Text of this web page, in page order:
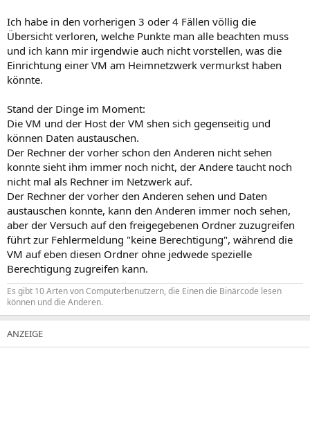
Ich habe in den vorherigen 3 oder 4 Fällen völlig die
Übersicht verloren, welche Punkte man alle beachten muss
und ich kann mir irgendwie auch nicht vorstellen, was die
Einrichtung einer VM am Heimnetzwerk vermurkst haben
könnte.
Stand der Dinge im Moment:
Die VM und der Host der VM shen sich gegenseitig und
können Daten austauschen.
Der Rechner der vorher schon den Anderen nicht sehen
konnte sieht ihm immer noch nicht, der Andere taucht noch
nicht mal als Rechner im Netzwerk auf.
Der Rechner der vorher den Anderen sehen und Daten
austauschen konnte, kann den Anderen immer noch sehen,
aber der Versuch auf den freigegebenen Ordner zuzugreifen
führt zur Fehlermeldung "keine Berechtigung", während die
VM auf eben diesen Ordner ohne jedwede spezielle
Berechtigung zugreifen kann.
Es gibt 10 Arten von Computerbenutzern, die Einen die Binärcode lesen
können und die Anderen.